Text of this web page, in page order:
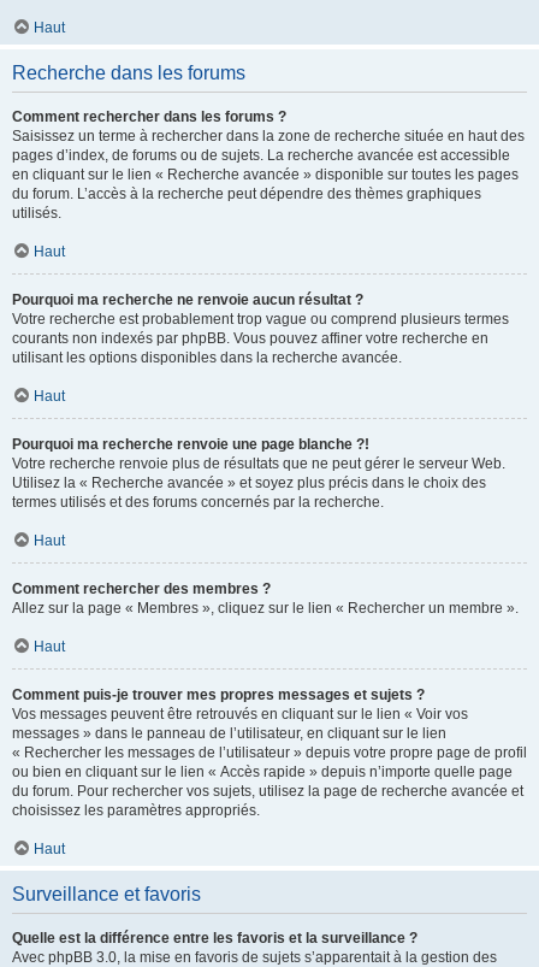
Haut
Recherche dans les forums
Comment rechercher dans les forums ?
Saisissez un terme à rechercher dans la zone de recherche située en haut des
pages d’index, de forums ou de sujets. La recherche avancée est accessible
en cliquant sur le lien « Recherche avancée » disponible sur toutes les pages
du forum. L’accès à la recherche peut dépendre des thèmes graphiques
utilisés.
Haut
Pourquoi ma recherche ne renvoie aucun résultat ?
Votre recherche est probablement trop vague ou comprend plusieurs termes
courants non indexés par phpBB. Vous pouvez affiner votre recherche en
utilisant les options disponibles dans la recherche avancée.
Haut
Pourquoi ma recherche renvoie une page blanche ?!
Votre recherche renvoie plus de résultats que ne peut gérer le serveur Web.
Utilisez la « Recherche avancée » et soyez plus précis dans le choix des
termes utilisés et des forums concernés par la recherche.
Haut
Comment rechercher des membres ?
Allez sur la page « Membres », cliquez sur le lien « Rechercher un membre ».
Haut
Comment puis-je trouver mes propres messages et sujets ?
Vos messages peuvent être retrouvés en cliquant sur le lien « Voir vos
messages » dans le panneau de l’utilisateur, en cliquant sur le lien
« Rechercher les messages de l’utilisateur » depuis votre propre page de profil
ou bien en cliquant sur le lien « Accès rapide » depuis n’importe quelle page
du forum. Pour rechercher vos sujets, utilisez la page de recherche avancée et
choisissez les paramètres appropriés.
Haut
Surveillance et favoris
Quelle est la différence entre les favoris et la surveillance ?
Avec phpBB 3.0, la mise en favoris de sujets s’apparentait à la gestion des